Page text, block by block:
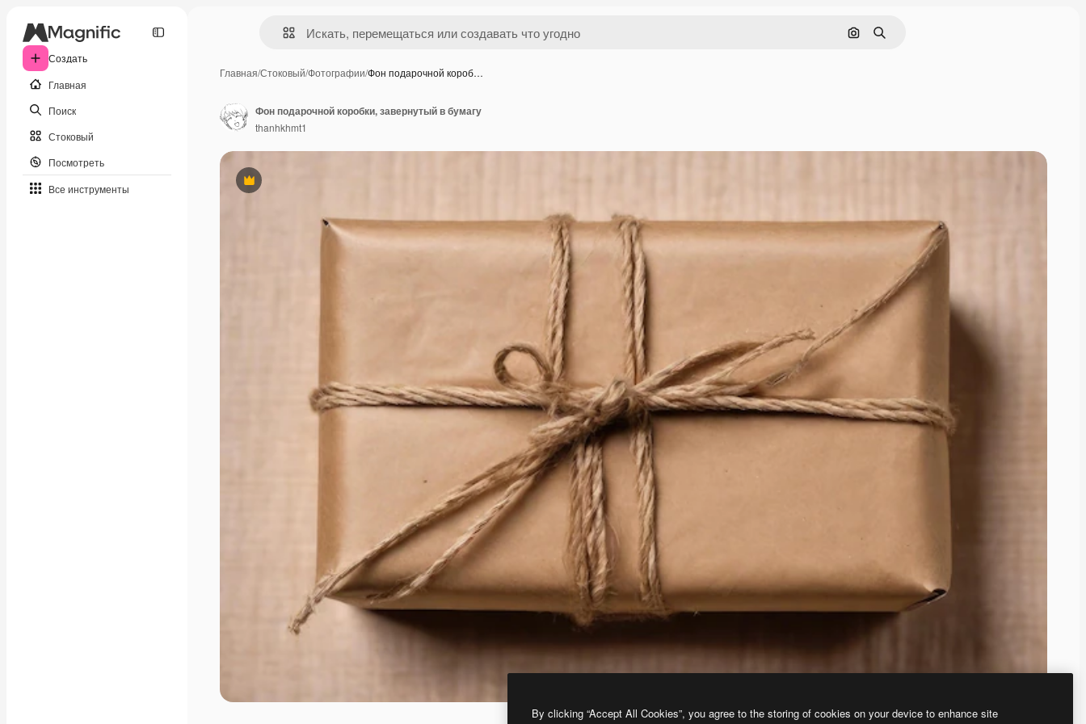
Создать
Главная
Поиск
Стоковый
Посмотреть
Все инструменты
Поиск по изображению
Поиск
Главная/Стоковый/Фотографии/Фон подарочной короб…
Премиум
Фон подарочной коробки, завернутый в бумагу
thanhkhmt1
By clicking “Accept All Cookies”, you agree to the storing of cookies on your device to enhance site